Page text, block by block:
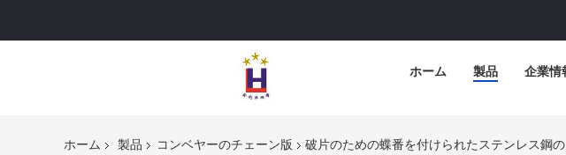
ホーム 製品 企業情
ホーム 製品 コンベヤーのチェーン版 破片のための蝶番を付けられたステンレス鋼